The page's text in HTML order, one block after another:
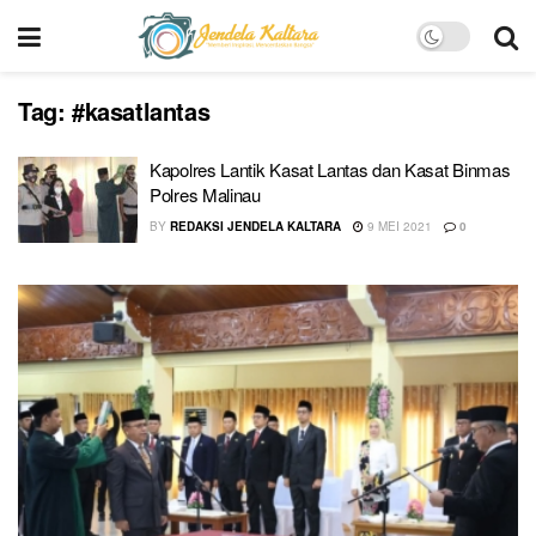
Tag: #kasatlantas
Kapolres Lantik Kasat Lantas dan Kasat Binmas
Polres Malinau
BY REDAKSI JENDELA KALTARA 9 MEI 2021 0